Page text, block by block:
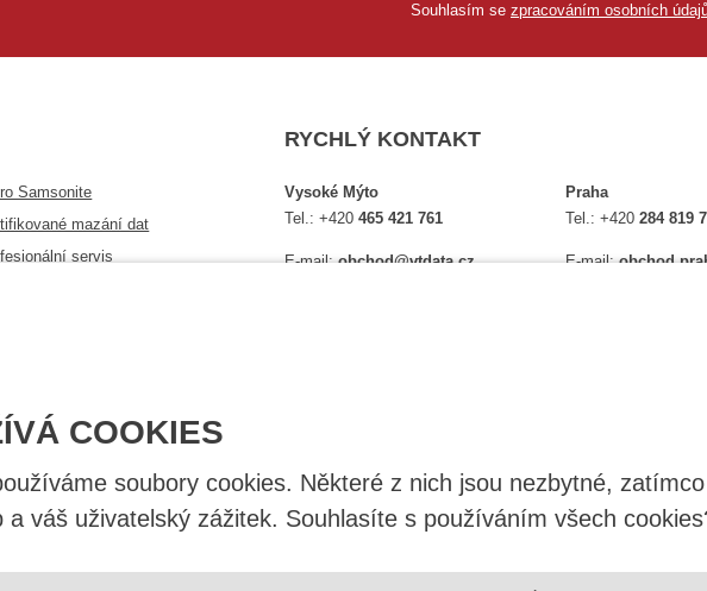
COOKIES
soubory cookies. Některé z nich jsou nezbytné,
váš uživatelský zážitek. Souhlasíte s používáním všech
Souhlasím se zpracováním osobních
Samsonite
mazání dat
servis
RYCHLÝ KONTAKT
Vysoké Mýto
Tel.:+420465 421 761
E-mail:obchod@vtdata.cz
Praha
Tel.:+420284 819
E-mail: